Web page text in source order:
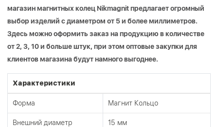
магазин магнитных колец Nikmagnit предлагает огромный
выбор изделий с диаметром от 5 и более миллиметров.
Здесь можно оформить заказ на продукцию в количестве
от 2, 3, 10 и больше штук, при этом оптовые закупки для
клиентов магазина будут намного выгоднее.
Характеристики
Форма Магнит Кольцо
Внешний диаметр 15 мм